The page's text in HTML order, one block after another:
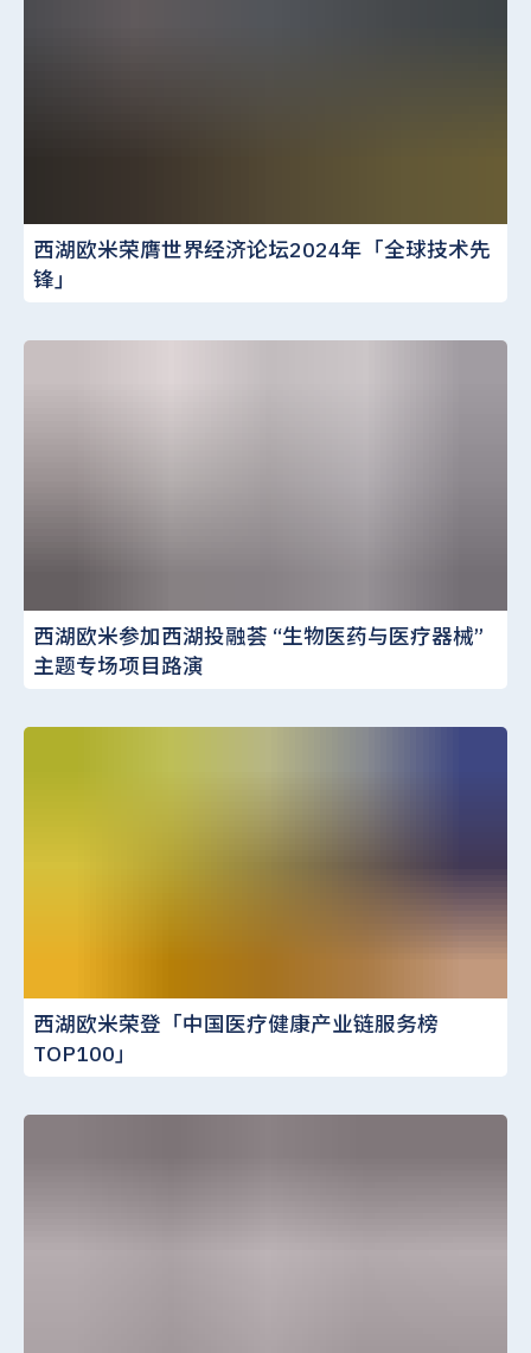
西湖欧米荣膺世界经济论坛2024年「全球技术先
锋」
西湖欧米参加西湖投融荟 “生物医药与医疗器械”
主题专场项目路演
西湖欧米荣登「中国医疗健康产业链服务榜
TOP100」